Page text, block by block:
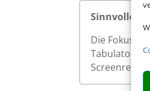
Sinnvolle
Die